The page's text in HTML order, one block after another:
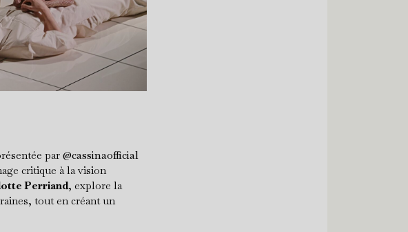
par @cassinaofficial
critique à la vision
Perriand, explore la
tout en créant un